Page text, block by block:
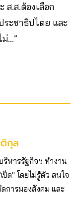
ส.ส.ต้องเลือก
ระชาธิปไตย และ
…”
กุล
หารรัฐกิจฯ ทำงาน
ป็ด" โดยไม่รู้ตัว สนใจ
ดการมองสังคม และ